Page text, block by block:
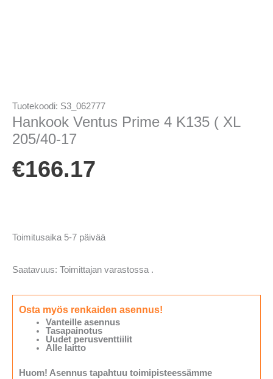
Tuotekoodi: S3_062777
Hankook Ventus Prime 4 K135 ( XL
205/40-17
€166.17
Toimitusaika 5-7 päivää
Saatavuus: Toimittajan varastossa .
Osta myös renkaiden asennus!
Vanteille asennus
Tasapainotus
Uudet perusventtiilit
Alle laitto
Huom! Asennus tapahtuu toimipisteessämme